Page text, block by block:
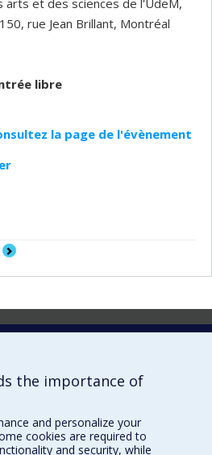
rue Jean Brillant, Montréal
libre
la page de l'évènement
et aux études
the importance of
and personalize your
cookies are required to
and security, while